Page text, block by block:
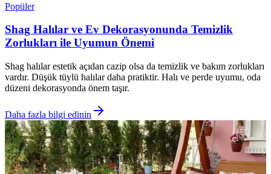
Popüler
Shag Halılar ve Ev Dekorasyonunda Temizlik
Zorlukları ile Uyumun Önemi
Shag halılar estetik açıdan cazip olsa da temizlik ve bakım zorlukları
vardır. Düşük tüylü halılar daha pratiktir. Halı ve perde uyumu, oda
düzeni dekorasyonda önem taşır.
Daha fazla bilgi edinin